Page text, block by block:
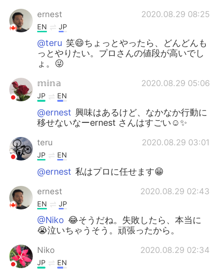
ernest 2020.08.29 08:25
EN JP
@teru 笑😄ちょっとやったら、どんどんも
っとやりたい。プロさんの値段が高いでし
ょ。😜
𝕞𝕚𝕟𝕒 2020.08.29 05:06
JP EN
@ernest 興味はあるけど、なかなか行動に
移せないなーernest さんはすごい☺️✨
teru 2020.08.29 03:01
JP EN
@ernest 私はプロに任せます😁
ernest 2020.08.29 02:43
EN JP
@Niko 😂そうだね。失敗したら、本当に
😭泣いちゃうそう。頑張ったから。
Niko 2020.08.29 02:34
JP EN